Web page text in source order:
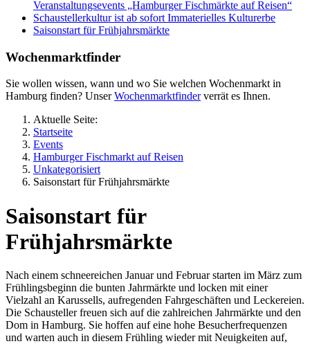
Veranstaltungsevents „Hamburger Fischmärkte auf Reisen“
Schaustellerkultur ist ab sofort Immaterielles Kulturerbe
Saisonstart für Frühjahrsmärkte
Wochenmarktfinder
Sie wollen wissen, wann und wo Sie welchen Wochenmarkt in
Hamburg finden? UnserWochenmarktfinderverrät es Ihnen.
Aktuelle Seite:
Startseite
Events
Hamburger Fischmarkt auf Reisen
Unkategorisiert
Saisonstart für Frühjahrsmärkte
Saisonstart für
Frühjahrsmärkte
Nach einem schneereichen Januar und Februar starten im März zum
Frühlingsbeginn die bunten Jahrmärkte und locken mit einer
Vielzahl an Karussells, aufregenden Fahrgeschäften und Leckereien.
Die Schausteller freuen sich auf die zahlreichen Jahrmärkte und den
Dom in Hamburg. Sie hoffen auf eine hohe Besucherfrequenzen
und warten auch in diesem Frühling wieder mit Neuigkeiten auf,